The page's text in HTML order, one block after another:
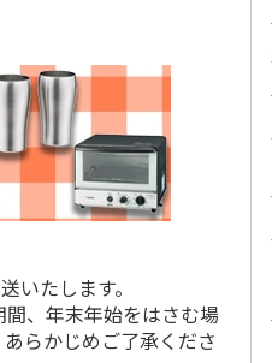
たします。
、年末年始をはさむ場
らかじめご了承くださ